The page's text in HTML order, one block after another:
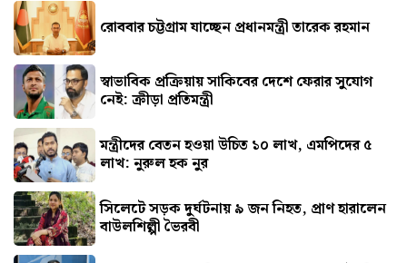
রোববার চট্টগ্রাম যাচ্ছেন প্রধানমন্ত্রী তারেক রহমান
স্বাভাবিক প্রক্রিয়ায় সাকিবের দেশে ফেরার সুযোগ
নেই: ক্রীড়া প্রতিমন্ত্রী
মন্ত্রীদের বেতন হওয়া উচিত ১০ লাখ, এমপিদের ৫
লাখ: নুরুল হক নুর
সিলেটে সড়ক দুর্ঘটনায় ৯ জন নিহত, প্রাণ হারালেন
বাউলশিল্পী ভৈরবী